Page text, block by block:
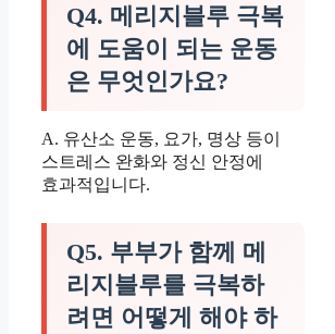
Q4. 메리지블루 극복
에 도움이 되는 운동
은 무엇인가요?
A. 유산소 운동, 요가, 명상 등이
스트레스 완화와 정신 안정에
효과적입니다.
Q5. 부부가 함께 메
리지블루를 극복하
려면 어떻게 해야 하